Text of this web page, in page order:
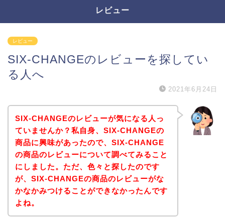
レビュー
レビュー
SIX-CHANGEのレビューを探してい
る人へ
2021年6月24日
SIX-CHANGEのレビューが気になる人っ
ていませんか？私自身、SIX-CHANGEの
商品に興味があったので、SIX-CHANGE
の商品のレビューについて調べてみること
にしました。ただ、色々と探したのです
が、SIX-CHANGEの商品のレビューがな
かなかみつけることができなかったんです
よね。